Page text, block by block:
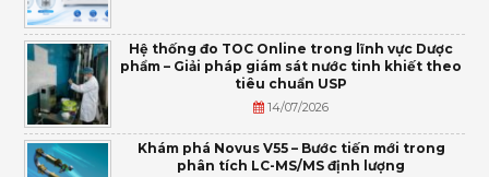
Hệ thống đo TOC Online trong lĩnh vực Dược
phẩm – Giải pháp giám sát nước tinh khiết theo
tiêu chuẩn USP
14/07/2026
Khám phá Novus V55 – Bước tiến mới trong
phân tích LC-MS/MS định lượng